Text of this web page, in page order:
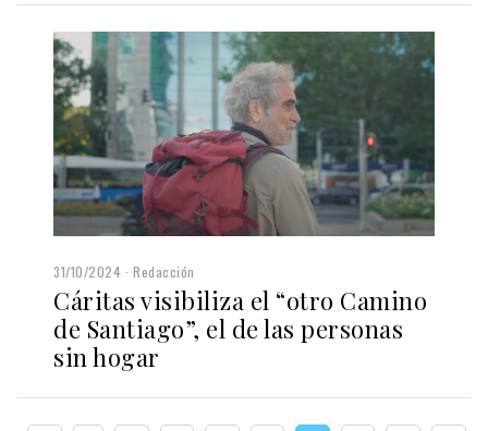
31/10/2024 Redacción
Cáritas visibiliza el “otro Camino
de Santiago”, el de las personas
sin hogar